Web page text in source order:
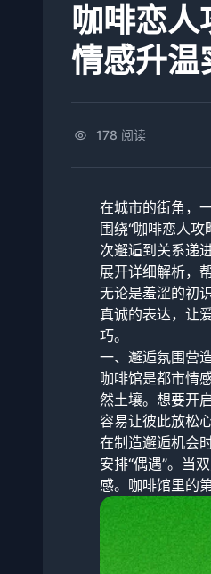
咖啡恋
情感升温
178 阅读
在城市的街角，
围绕“咖啡恋人
次邂逅到关系递
展开详细解析，
无论是羞涩的初
真诚的表达，让
巧。
一、邂逅氛围营
咖啡馆是都市情
然土壤。想要开
容易让彼此放松
在制造邂逅机会
安排“偶遇”。当
感。咖啡馆里的